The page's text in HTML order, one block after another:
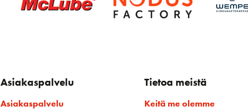
Asiakaspalvelu
Asiakaspalvelu
Tietoa meistä
Keitä me olemme